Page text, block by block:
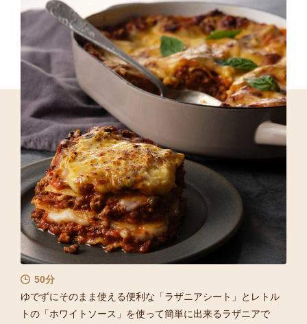
50分
ゆでずにそのまま使える便利な「ラザニアシート」とレトル
トの「ホワイトソース」を使って簡単に出来るラザニアで